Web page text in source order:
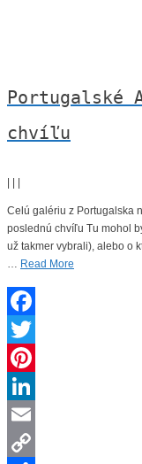
Portugalské
chvíľu
Celú galériu z Portugalska
poslednú chvíľu Tu mohol
už takmer vybrali), alebo o
… Read More
Facebook
Twitter
Pinterest
LinkedIn
Email